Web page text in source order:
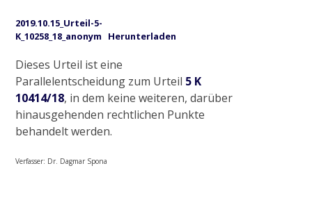
Abriss Stallgebäude in Viersen
2019.10.15_Urteil-5-
K_10258_18_anonym
Herunterladen
Dieses Urteil ist eine
Parallelentscheidung zum Urteil 5 K
10414/18, in dem keine weiteren, darüber
hinausgehenden rechtlichen Punkte
behandelt werden.
Verfasser: Dr. Dagmar Spona